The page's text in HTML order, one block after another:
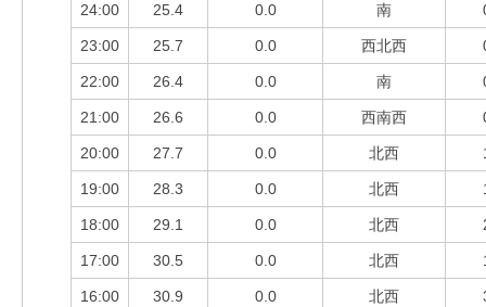
24:00 25.4 0.0 南
23:00 25.7 0.0 西北西
22:00 26.4 0.0 南
21:00 26.6 0.0 西南西
20:00 27.7 0.0 北西
19:00 28.3 0.0 北西
18:00 29.1 0.0 北西
17:00 30.5 0.0 北西
16:00 30.9 0.0 北西